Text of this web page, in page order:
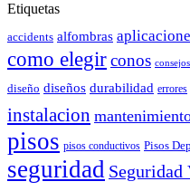
Etiquetas
accidents alfombras
como elegirconos consejos
diseño diseños durabilidad errores
instalacion
pisos pisos conductivos Pisos
seguridad Seguridad